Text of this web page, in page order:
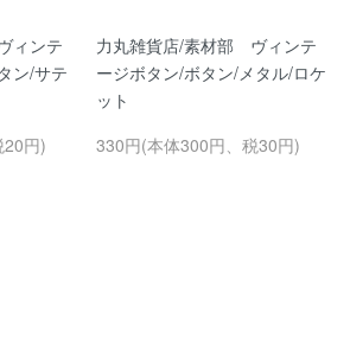
ィンテ
ン/サテ
円)
力丸雑貨店/素材部 ヴィンテ
ージボタン/ボタン/メタル/ロケ
ット
330円(本体300円、税30円)